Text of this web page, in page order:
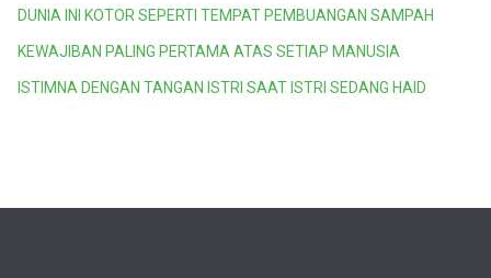
DUNIA INI KOTOR SEPERTI TEMPAT PEMBUANGAN SAMPAH
KEWAJIBAN PALING PERTAMA ATAS SETIAP MANUSIA
ISTIMNA DENGAN TANGAN ISTRI SAAT ISTRI SEDANG HAID